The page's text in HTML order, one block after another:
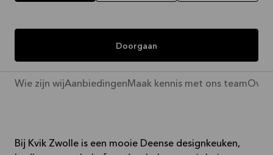
Doorgaan
Wie zijn wijAanbiedingen Maak kennis met ons teamOver
Bij Kvik Zwolle is een mooie Deense designkeuken,